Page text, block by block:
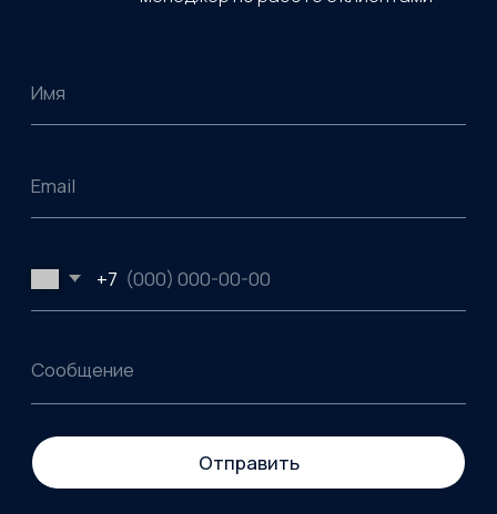
Инфраструктурные решения
Разработка и внедрение
Сервис и техподдержка
ИТ-инфраструктуры
03
05